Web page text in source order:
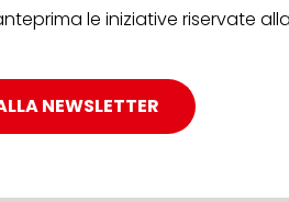
le iniziative riservate
NEWSLETTER